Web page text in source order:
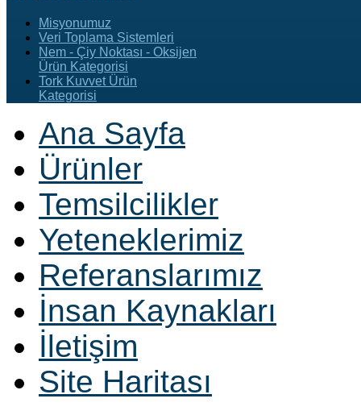
Misyonumuz
Veri Toplama Sistemleri
Nem - Çiy Noktası - Oksijen
Ürün Kategorisi
Tork Kuvvet Ürün
Kategorisi
Ana Sayfa
Ürünler
Temsilcilikler
Yeteneklerimiz
Referanslarımız
İnsan Kaynakları
İletişim
Site Haritası